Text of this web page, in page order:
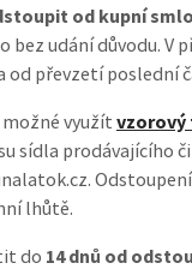
od kupní
bez udání důvodu. V
od převzetí poslední
využít
sídla prodávajícího
lhůtě.
do 14 dnů od